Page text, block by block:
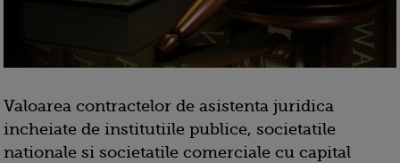
Valoarea contractelor de asistenta juridica
incheiate de institutiile publice, societatile
nationale si societatile comerciale cu capital